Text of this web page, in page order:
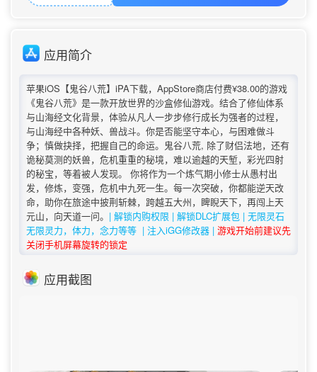
应用简介
苹果iOS【鬼谷八荒】iPA下载，AppStore商店付费¥38.00的游戏
《鬼谷八荒》是一款开放世界的沙盒修仙游戏。结合了修仙体系
与山海经文化背景，体验从凡人一步步修行成长为强者的过程，
与山海经中各种妖、兽战斗。你是否能坚守本心，与困难做斗
争；慎做抉择，把握自己的命运。鬼谷八荒, 除了财侣法地，还有
诡秘莫测的妖兽，危机重重的秘境，难以逾越的天堑，彩光四射
的秘宝，等着被人发现。 你将作为一个炼气期小修士从愚村出
发，修炼，变强，危机中九死一生。每一次突破，你都能逆天改
命，助你在旅途中披荆斩棘，跨越五大州，睥睨天下，再闯上天
元山，向天道一问。 | 解锁内购权限 | 解锁DLC扩展包 | 无限灵石
无限灵力，体力，念力等等 | 注入iGG修改器 | 游戏开始前建议先
关闭手机屏幕旋转的锁定
应用截图